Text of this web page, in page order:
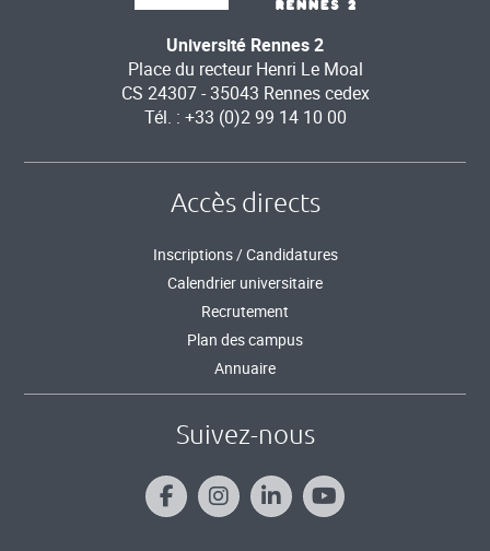
Université Rennes 2
Place du recteur Henri Le Moal
CS 24307 - 35043 Rennes cedex
Tél. : +33 (0)2 99 14 10 00
Accès directs
Inscriptions / Candidatures
Calendrier universitaire
Recrutement
Plan des campus
Annuaire
Suivez-nous